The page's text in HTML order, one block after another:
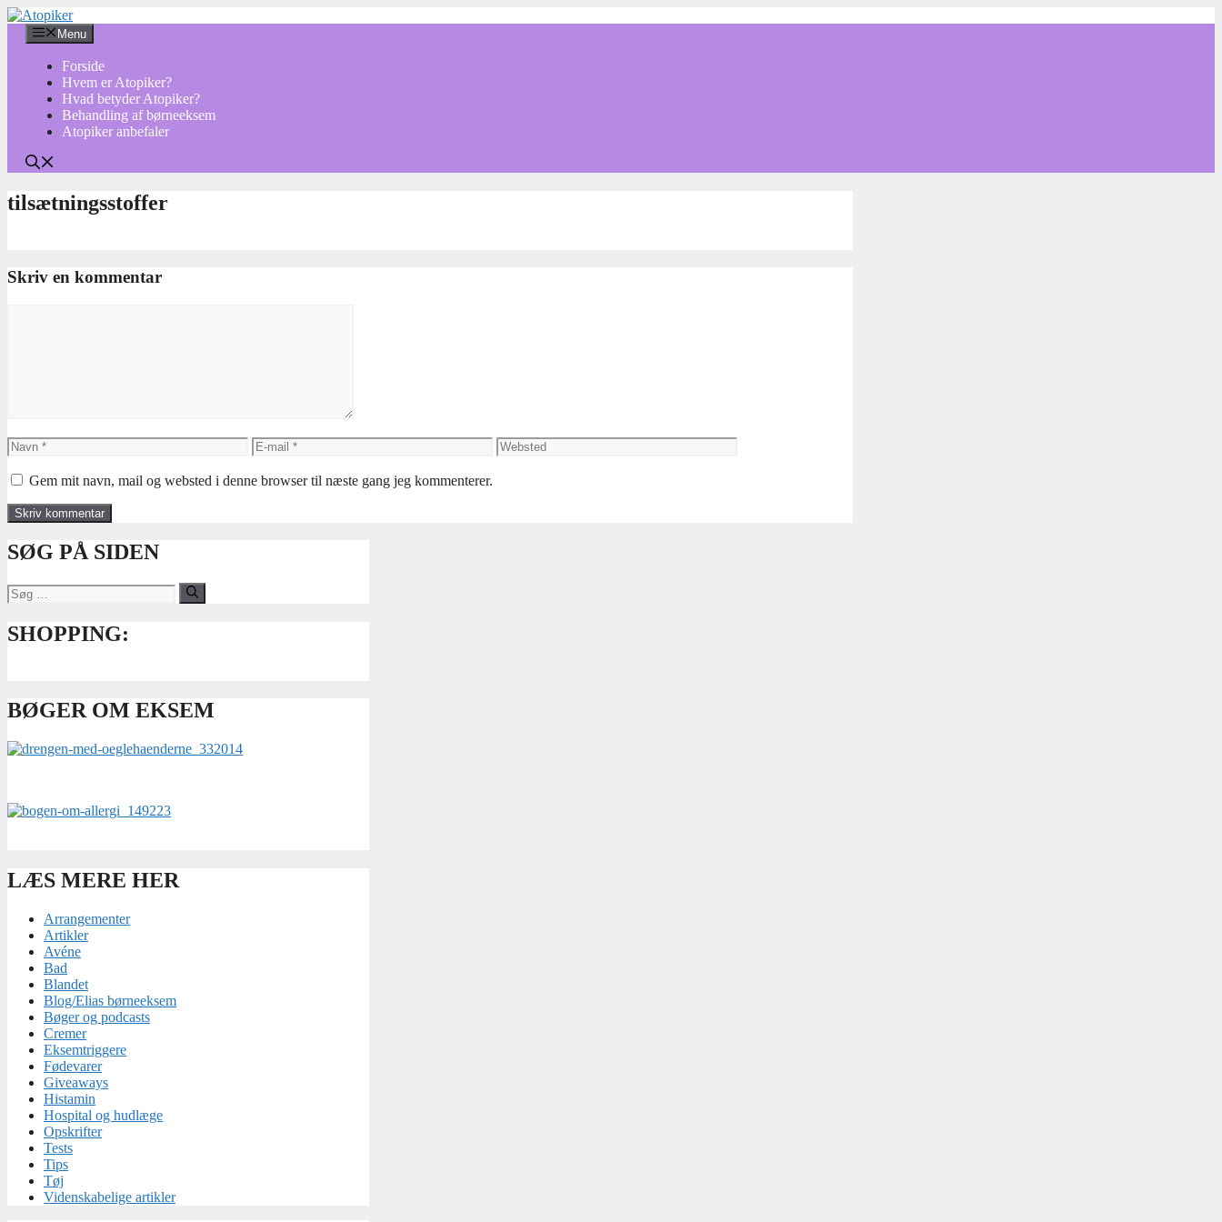
Hop
indhold
Menu
Forside
Hvem er Atopiker?
Hvad betyder Atopiker?
Behandling af børneeksem
Atopiker anbefaler
tilsætningsstoffer
Skriv en kommentar
Navn
E-
mail
Websted
Gem mit navn, mail og websted i denne browser til næste gang jeg kommenterer.
SØG PÅ SIDEN
Søg
efter:
SHOPPING:
BØGER OM EKSEM
LÆS MERE HER
Arrangementer
Artikler
Avéne
Bad
Blandet
Blog/Elias børneeksem
Bøger og podcasts
Cremer
Eksemtriggere
Fødevarer
Giveaways
Histamin
Hospital og hudlæge
Opskrifter
Tests
Tips
Tøj
Videnskabelige artikler